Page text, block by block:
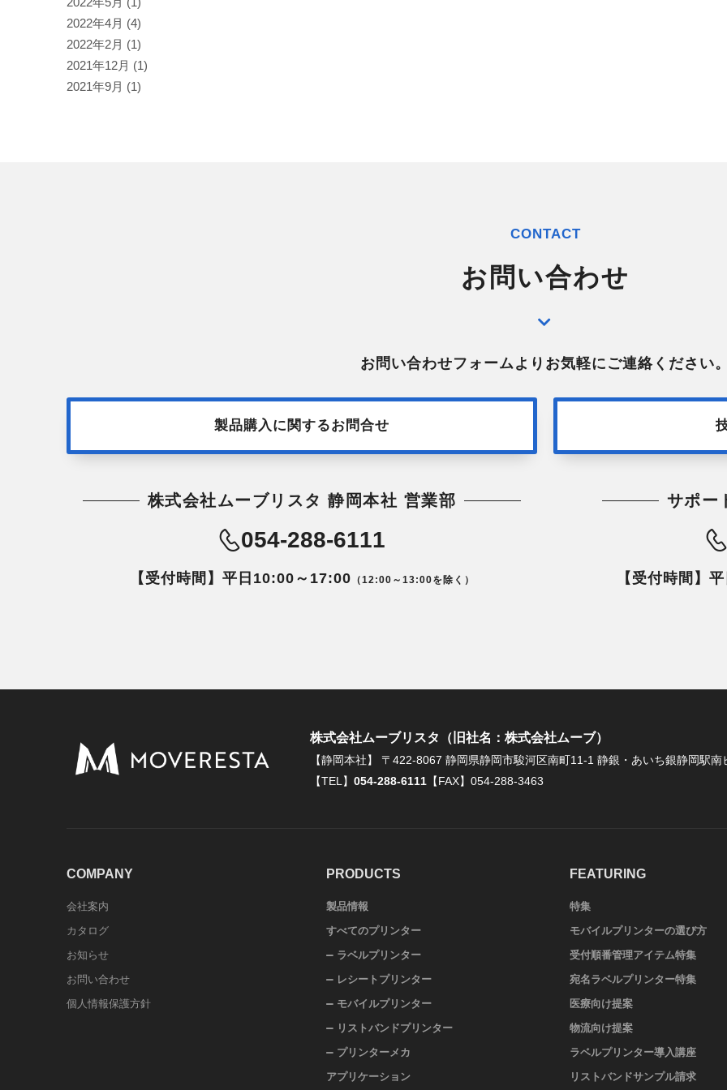
2022年4月 (4)
2022年2月 (1)
2021年12月 (1)
2021年9月 (1)
CONTACT
お問い合わせ
お問い合わせフォームよりお気軽にご連絡ください
製品購入に関するお問合せ
株式会社ムーブリスタ 静岡本社 営業部
054-288-6111
【受付時間】平日10:00～17:00 （12:00～13:00を除く）
サポー
【受付時間】
株式会社ムーブリスタ（旧社名：株式会社ムーブ）
【静岡本社】
〒422-8067 静岡県静岡市駿河区南町11-1 静銀・あいち銀静岡駅南
【TEL】 054-288-6111 【FAX】054-288-3463
COMPANY
会社案内
カタログ
お知らせ
お問い合わせ
個人情報保護方針
PRODUCTS
製品情報
すべてのプリンター
ラベルプリンター
レシートプリンター
モバイルプリンター
リストバンドプリンター
プリンターメカ
アプリケーション
FEATURING
特集
モバイルプリンターの選び方
受付順番管理アイテム特集
宛名ラベルプリンター特集
医療向け提案
物流向け提案
ラベルプリンター導入講座
リストバンドサンプル請求